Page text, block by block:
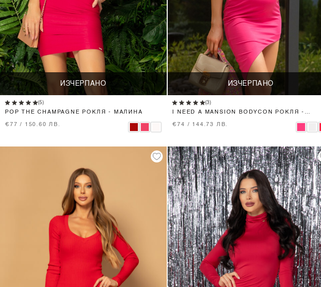
ИЗЧЕРПАНО
(5)
POP THE CHAMPAGNE РОКЛЯ - МАЛИНА
€77 / 150.60 ЛВ.
ИЗЧЕРПАНО
(3)
I NEED A MANSION BODYCON РОКЛЯ -
€74 / 144.73 ЛВ.